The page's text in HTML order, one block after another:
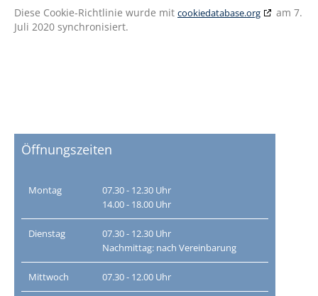
Diese Cookie-Richtlinie wurde mit cookiedatabase.org
am 7.
Juli 2020 synchronisiert.
Öffnungszeiten
Montag
07.30 - 12.30 Uhr
14.00 - 18.00 Uhr
Dienstag
07.30 - 12.30 Uhr
Nachmittag: nach Vereinbarung
Mittwoch 07.30 - 12.00 Uhr